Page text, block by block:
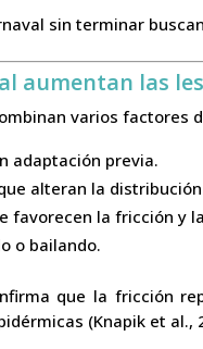
sin terminar
aumentan las
varios factores
adaptación previa.
alteran la
favorecen la fricción y
o bailando.
que la fricción
(Knapik et al.,